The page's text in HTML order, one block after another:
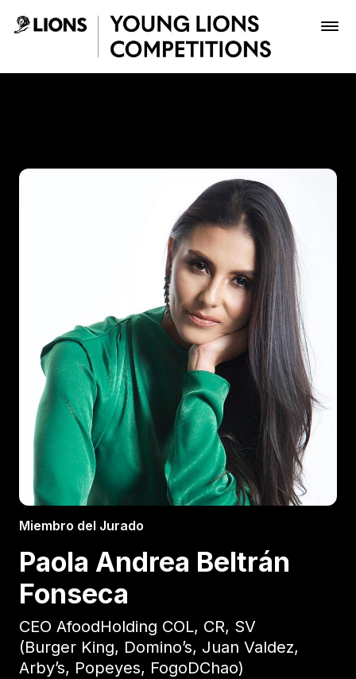
Saltar al contenido principal
Inscribir
Boletería
Miembro del Jurado
Paola Andrea Beltrán
Fonseca
CEO AfoodHolding COL, CR, SV
(Burger King, Domino’s, Juan Valdez,
Arby’s, Popeyes, FogoDChao)